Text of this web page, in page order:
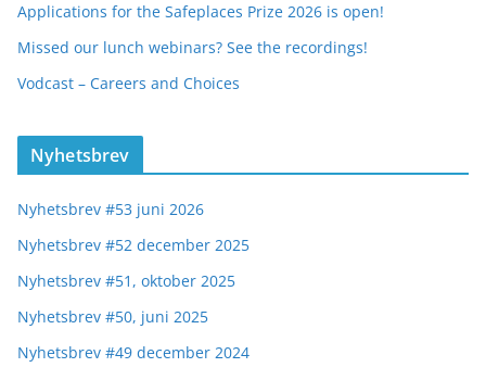
Applications for the Safeplaces Prize 2026 is open!
Missed our lunch webinars? See the recordings!
Vodcast – Careers and Choices
Nyhetsbrev
Nyhetsbrev #53 juni 2026
Nyhetsbrev #52 december 2025
Nyhetsbrev #51, oktober 2025
Nyhetsbrev #50, juni 2025
Nyhetsbrev #49 december 2024